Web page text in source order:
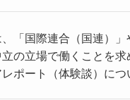
、「国際連合（国連）
の立場で働くことを
ポート（体験談）につ